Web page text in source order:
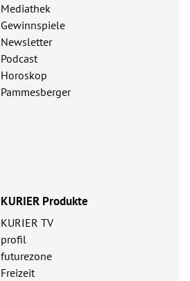
Mediathek
Gewinnspiele
Newsletter
Podcast
Horoskop
Pammesberger
KURIER Produkte
KURIER TV
profil
futurezone
Freizeit